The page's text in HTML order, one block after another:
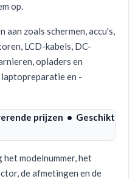
op.
zoals schermen, accu's,
LCD-kabels, DC-
opladers en
en -
prijzen • Geschikt
modelnummer, het
de afmetingen en de